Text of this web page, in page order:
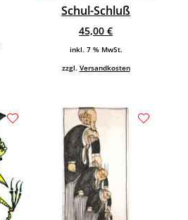
Schul-Schluß
45,00€
inkl. 7 % MwSt.
zzgl. Versandkosten